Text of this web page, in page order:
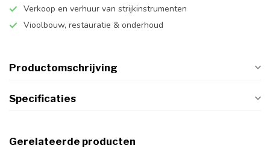
Verkoop en verhuur van strijkinstrumenten
Vioolbouw, restauratie & onderhoud
Productomschrijving
Specificaties
Gerelateerde producten